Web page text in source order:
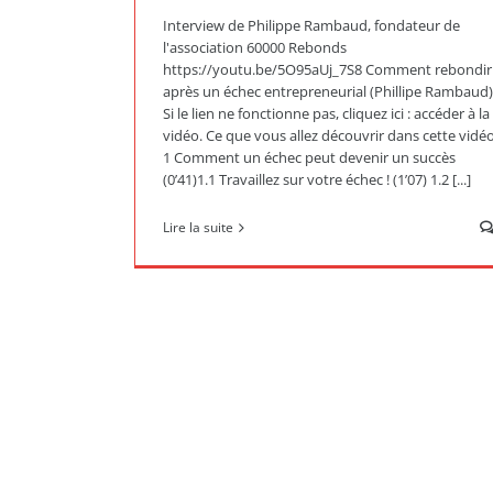
Interview de Philippe Rambaud, fondateur de
l'association 60000 Rebonds
https://youtu.be/5O95aUj_7S8 Comment rebondir
après un échec entrepreneurial (Phillipe Rambaud)
Si le lien ne fonctionne pas, cliquez ici : accéder à la
vidéo. Ce que vous allez découvrir dans cette
1 Comment un échec peut devenir un succès
(0’41)1.1 Travaillez sur votre échec ! (1’07) 1.2 [...]
Lire la suite